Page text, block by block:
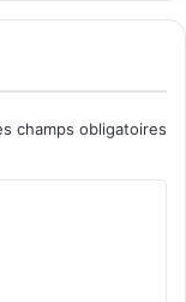
champs obligatoires